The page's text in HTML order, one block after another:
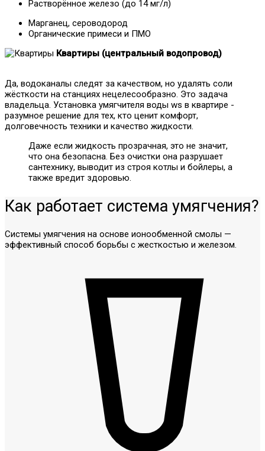
Растворённое железо (до 14 мг/л)
Марганец, сероводород
Органические примеси и ПМО
Квартиры (центральный водопровод)
Да, водоканалы следят за качеством, но удалять соли
жёсткости на станциях нецелесообразно. Это задача
владельца. Установка умягчителя воды ws в квартире -
разумное решение для тех, кто ценит комфорт,
долговечность техники и качество жидкости.
Даже если жидкость прозрачная, это не значит,
что она безопасна. Без очистки она разрушает
сантехнику, выводит из строя котлы и бойлеры, а
также вредит здоровью.
Как работает система умягчения?
Системы умягчения на основе ионообменной смолы —
эффективный способ борьбы с жесткостью и железом.